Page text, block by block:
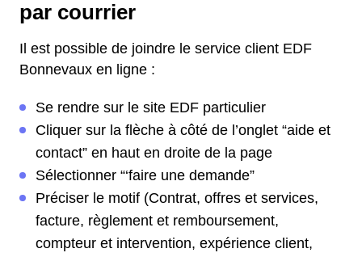
par courrier
Il est possible de joindre le service client EDF
Bonnevaux en ligne :
Se rendre sur le site EDF particulier
Cliquer sur la flèche à côté de l’onglet “aide et
contact” en haut en droite de la page
Sélectionner “‘faire une demande”
Préciser le motif (Contrat, offres et services,
facture, règlement et remboursement,
compteur et intervention, expérience client,